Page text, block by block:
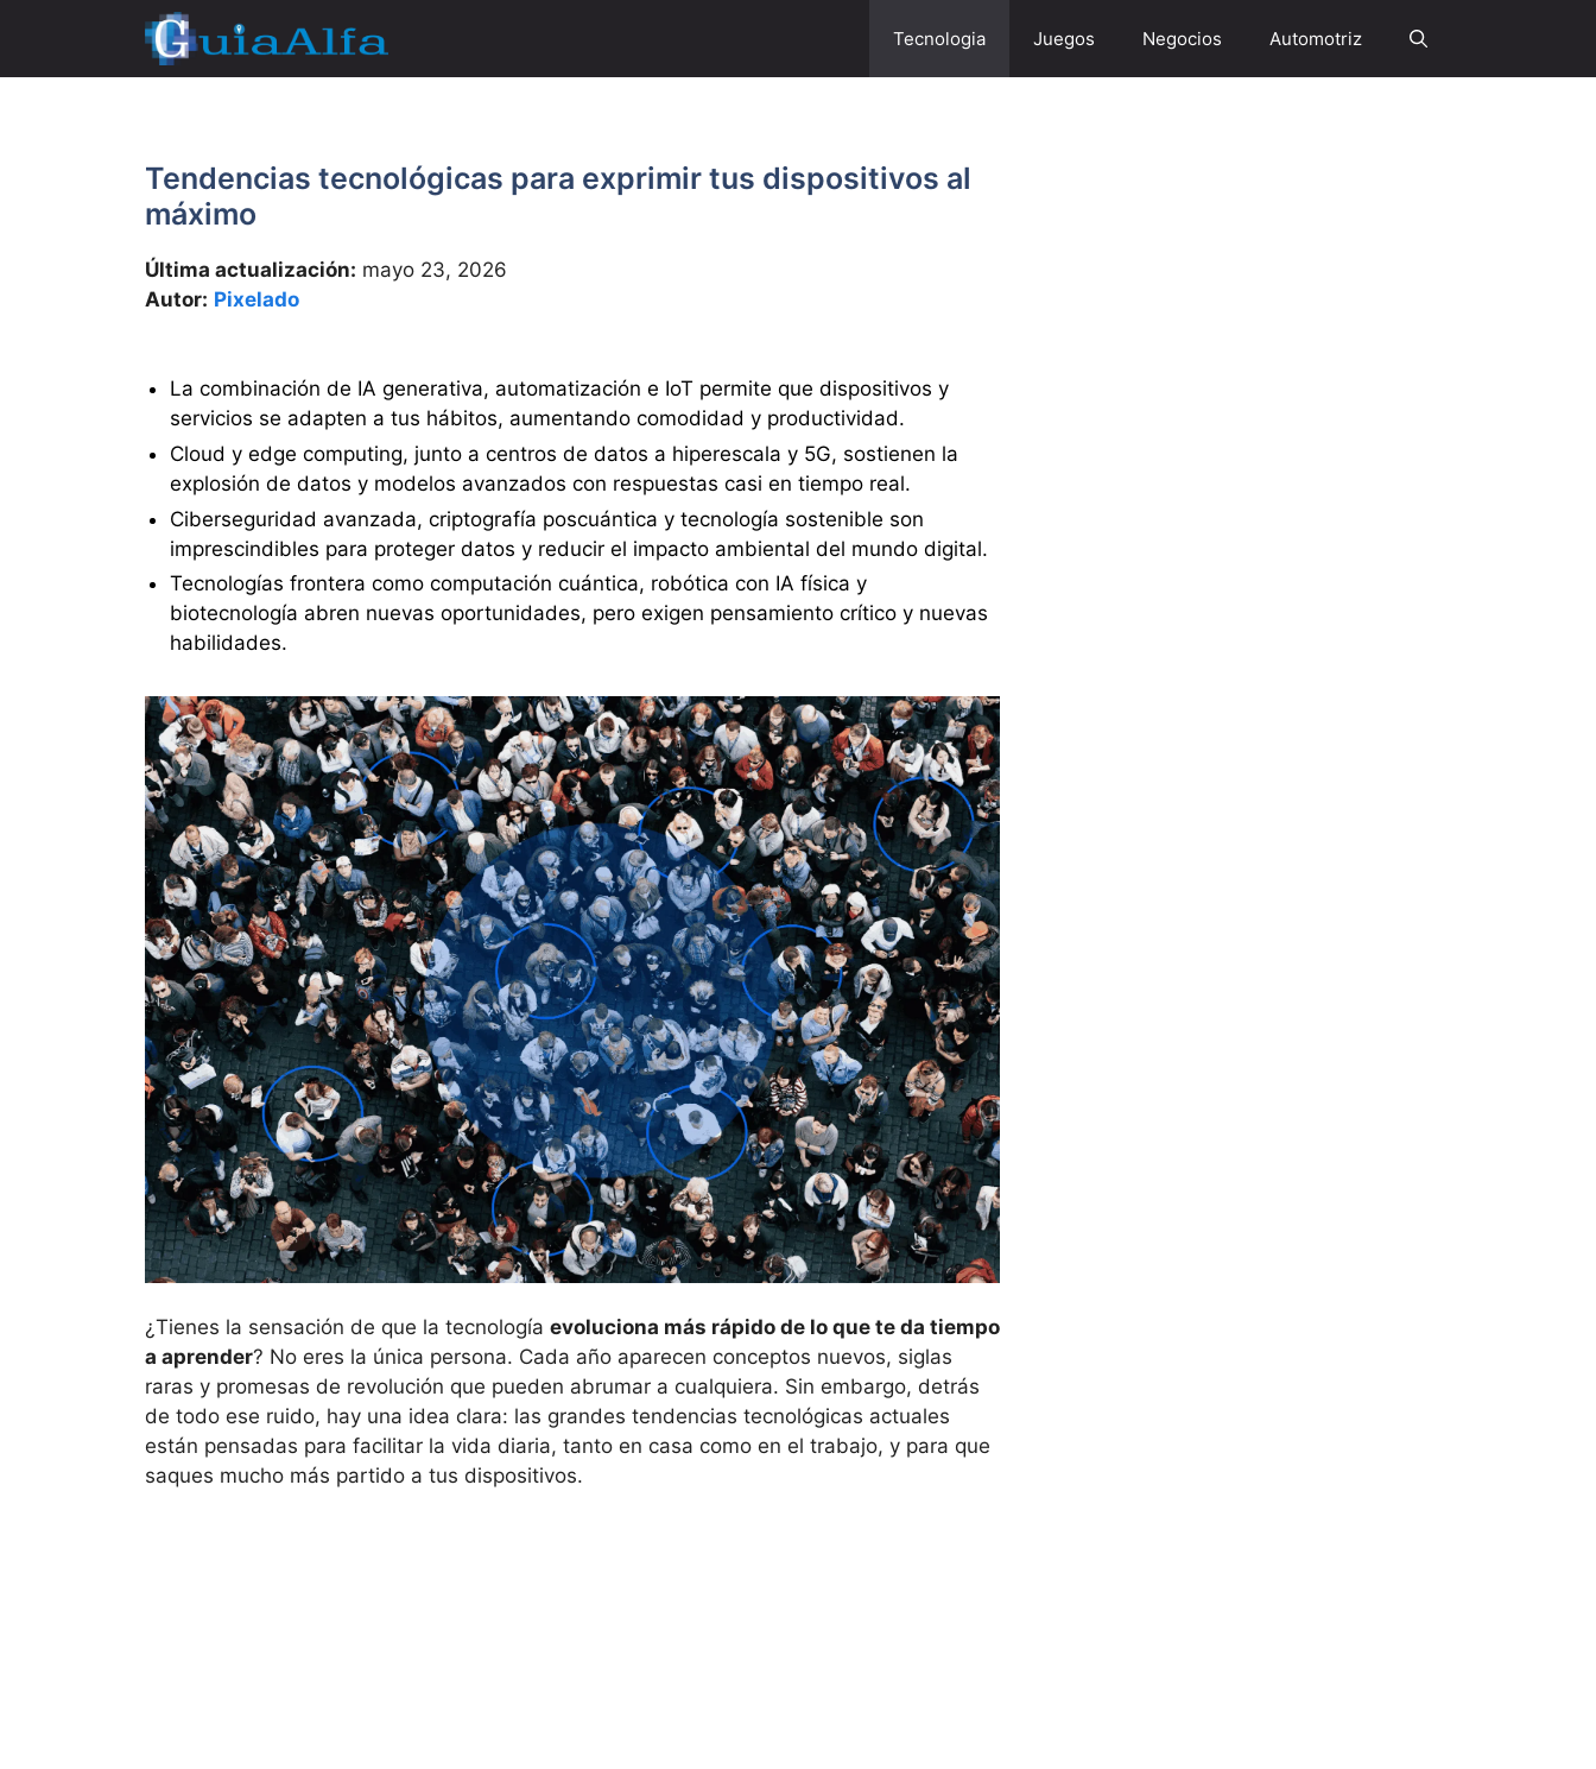
contenido
Tecnologia Juegos Negocios Automotriz
Tendencias tecnológicas para exprimir tus dispositivos al
máximo
Última actualización: mayo 23, 2026
Autor: Pixelado
La combinación de IA generativa, automatización e IoT permite que dispositivos y
servicios se adapten a tus hábitos, aumentando comodidad y productividad.
Cloud y edge computing, junto a centros de datos a hiperescala y 5G, sostienen la
explosión de datos y modelos avanzados con respuestas casi en tiempo real.
Ciberseguridad avanzada, criptografía poscuántica y tecnología sostenible son
imprescindibles para proteger datos y reducir el impacto ambiental del mundo digital.
Tecnologías frontera como computación cuántica, robótica con IA física y
biotecnología abren nuevas oportunidades, pero exigen pensamiento crítico y nuevas
habilidades.
¿Tienes la sensación de que la tecnología evoluciona más rápido de lo que te da tiempo
a aprender? No eres la única persona. Cada año aparecen conceptos nuevos, siglas
raras y promesas de revolución que pueden abrumar a cualquiera. Sin embargo, detrás
de todo ese ruido, hay una idea clara: las grandes tendencias tecnológicas actuales
están pensadas para facilitar la vida diaria, tanto en casa como en el trabajo, y para que
saques mucho más partido a tus dispositivos.